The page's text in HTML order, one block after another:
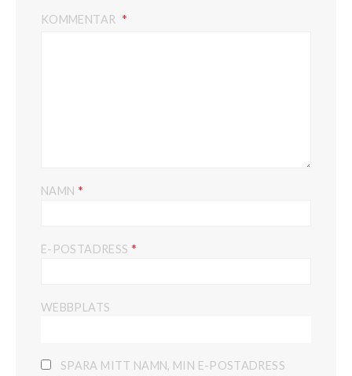
KOMMENTAR
NAMN *
E-POSTADRESS *
WEBBPLATS
SPARA MITT NAMN, MIN E-POSTADRESS